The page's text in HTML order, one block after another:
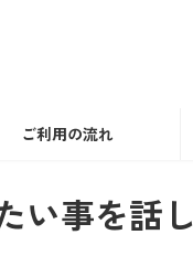
ご利用の流れ
い事を話し